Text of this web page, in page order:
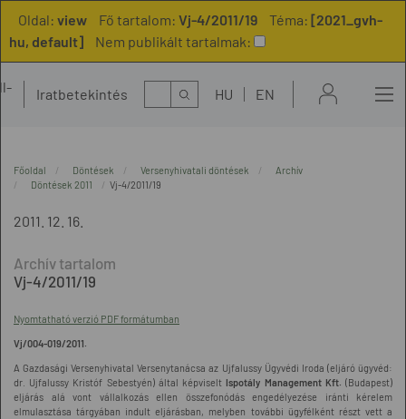
Oldal: view Fő tartalom: Vj-4/2011/19 Téma: [2021_gvh-
hu, default]
Nem publikált tartalmak:
Iratbetekintés Kereső HU EN
Főoldal Döntések Versenyhivatali döntések
Archív
Döntések 2011
Vj-4/2011/19
2011. 12. 16.
Vj-4/2011/19
Nyomtatható verzió PDF formátumban
Vj/004-019/2011.
A Gazdasági Versenyhivatal Versenytanácsa az Ujfalussy Ügyvédi Iroda (eljáró ügyvéd:
dr. Ujfalussy Kristóf Sebestyén) által képviselt Ispotály Management Kft. (Budapest)
eljárás alá vont vállalkozás ellen összefonódás engedélyezése iránti kérelem
elmulasztása tárgyában indult eljárásban, melyben további ügyfélként részt vett a